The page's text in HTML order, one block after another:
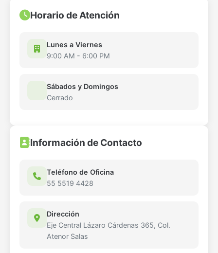
Horario de Atención
Lunes a Viernes
9:00 AM - 6:00 PM
Sábados y Domingos
Cerrado
Información de Contacto
Teléfono de Oficina
55 5519 4428
Dirección
Eje Central Lázaro Cárdenas 365, Col.
Atenor Salas